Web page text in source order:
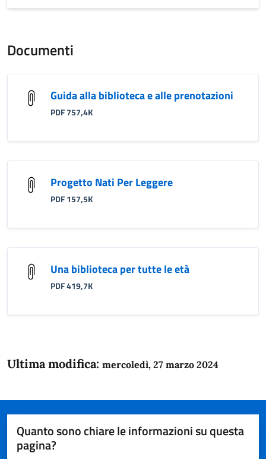
Documenti
Guida alla biblioteca e alle prenotazioni
PDF 757,4K
Progetto Nati Per Leggere
PDF 157,5K
Una biblioteca per tutte le età
PDF 419,7K
Ultima modifica: mercoledì, 27 marzo 2024
Quanto sono chiare le informazioni su questa
pagina?